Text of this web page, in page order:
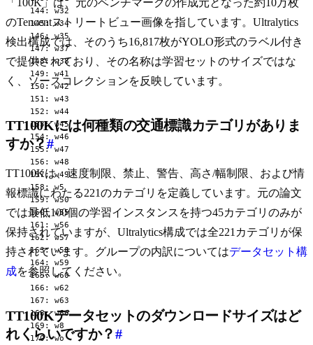
  144: w32
  145: w34
  146: w35
  147: w37
  148: w38
  149: w41
  150: w42
  151: w43
  152: w44
  153: w45
  154: w46
  155: w47
  156: w48
  157: w49
  158: w5
  159: w50
  160: w55
  161: w56
  162: w57
  163: w58
  164: w59
  165: w60
  166: w62
  167: w63
  168: w66
  169: w8
  170: wo
のTencentストリートビュー画像を指しています。Ultralytics
検出構成では、そのうち16,817枚がYOLO形式のラベル付き
で提供されており、その名称は学習セットのサイズではな
く、ソースコレクションを反映しています。
TT100Kには何種類の交通標識カテゴリがありま
すか？#
TT100Kは、速度制限、禁止、警告、高さ/幅制限、および情
報標識にわたる221のカテゴリを定義しています。元の論文
では最低100個の学習インスタンスを持つ45カテゴリのみが
保持されていますが、Ultralytics構成では全221カテゴリが保
持されています。グループの内訳についてはデータセット構
成を参照してください。
TT100Kデータセットのダウンロードサイズはど
れくらいですか？#